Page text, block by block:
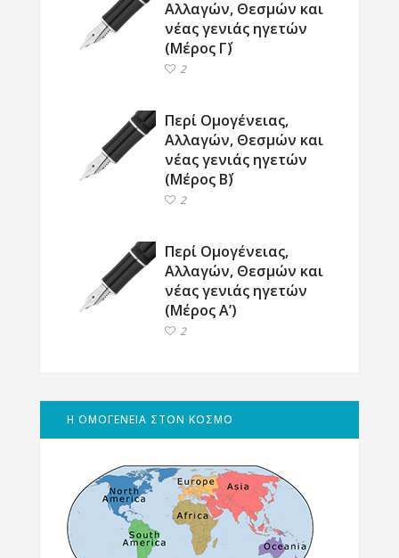
Αλλαγών, Θεσμών και
νέας γενιάς ηγετών
(Μέρος Γ΄)
2
Περί Ομογένειας,
Αλλαγών, Θεσμών και
νέας γενιάς ηγετών
(Μέρος Β΄)
2
Περί Ομογένειας,
Αλλαγών, Θεσμών και
νέας γενιάς ηγετών
(Μέρος Α’)
2
Η ΟΜΟΓΕΝΕΙΑ ΣΤΟΝ ΚΟΣΜΟ